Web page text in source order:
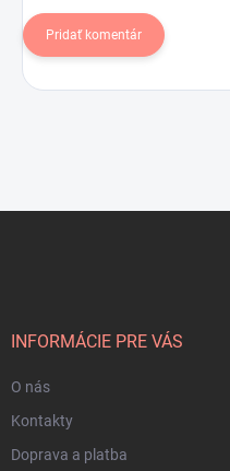
Pridať komentár
INFORMÁCIE PRE VÁS
O nás
Kontakty
Doprava a platba